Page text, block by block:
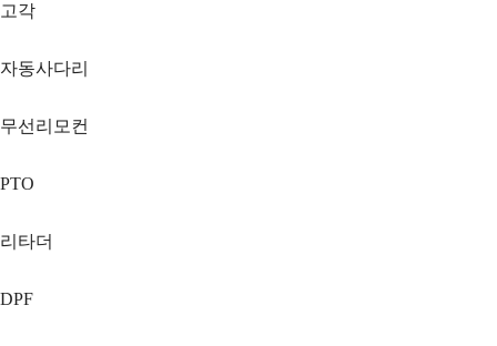
고각
자동사다리
무선리모컨
PTO
리타더
DPF